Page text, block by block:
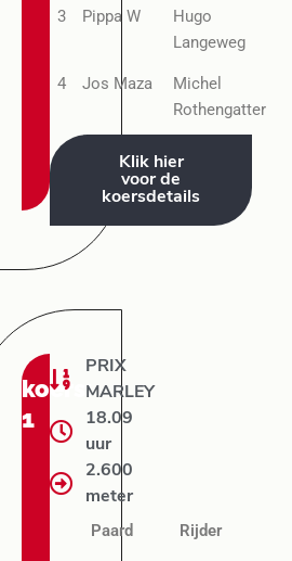
3 Pippa W
Hugo
Langeweg
4 Jos Maza
Michel
Rothengatter
Klik hier
voor de
koersdetails
koers:
1
PRIX
MARLEY
18.09
uur
2.600
meter
Paard Rijder